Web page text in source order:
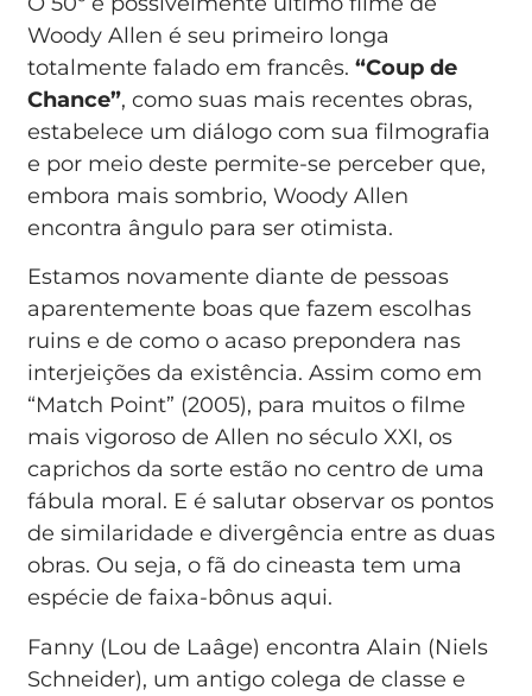
Woody Allen é seu primeiro longa
totalmente falado em francês.“Coup de
Chance”, como suas mais recentes obras,
estabelece um diálogo com sua filmografia
e por meio deste permite-se perceber que,
embora mais sombrio, Woody Allen
encontra ângulo para ser otimista.
Estamos novamente diante de pessoas
aparentemente boas que fazem escolhas
ruins e de como o acaso prepondera nas
interjeições da existência. Assim como em
“Match Point” (2005), para muitos o filme
mais vigoroso de Allen no século XXI, os
caprichos da sorte estão no centro de uma
fábula moral. E é salutar observar os pontos
de similaridade e divergência entre as duas
obras. Ou seja, o fã do cineasta tem uma
espécie de faixa-bônus aqui.
Fanny (Lou de Laâge) encontra Alain (Niels
Schneider), um antigo colega de classe e